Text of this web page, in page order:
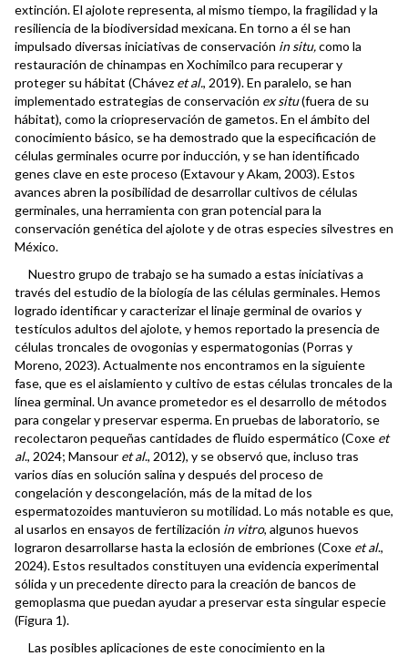
extinción. El ajolote representa, al mismo tiempo, la fragilidad y la
resiliencia de la biodiversidad mexicana. En torno a él se han
impulsado diversas iniciativas de conservación in situ,como la
restauración de chinampas en Xochimilco para recuperar y
proteger su hábitat (Chávez et al., 2019). En paralelo, se han
implementado estrategias de conservación ex situ(fuera de su
hábitat), como la criopreservación de gametos. En el ámbito del
conocimiento básico, se ha demostrado que la especificación de
células germinales ocurre por inducción, y se han identificado
genes clave en este proceso (Extavour y Akam, 2003). Estos
avances abren la posibilidad de desarrollar cultivos de células
germinales, una herramienta con gran potencial para la
conservación genética del ajolote y de otras especies silvestres en
México.
Nuestro grupo de trabajo se ha sumado a estas iniciativas a
través del estudio de la biología de las células germinales. Hemos
logrado identificar y caracterizar el linaje germinal de ovarios y
testículos adultos del ajolote, y hemos reportado la presencia de
células troncales de ovogonias y espermatogonias (Porras y
Moreno, 2023). Actualmente nos encontramos en la siguiente
fase, que es el aislamiento y cultivo de estas células troncales de la
línea germinal. Un avance prometedor es el desarrollo de métodos
para congelar y preservar esperma. En pruebas de laboratorio, se
recolectaron pequeñas cantidades de fluido espermático (Coxe et
al., 2024; Mansour et al., 2012), y se observó que, incluso tras
varios días en solución salina y después del proceso de
congelación y descongelación, más de la mitad de los
espermatozoides mantuvieron su motilidad. Lo más notable es que,
al usarlos en ensayos de fertilización in vitro, algunos huevos
lograron desarrollarse hasta la eclosión de embriones (Coxe et al.,
2024). Estos resultados constituyen una evidencia experimental
sólida y un precedente directo para la creación de bancos de
gemoplasma que puedan ayudar a preservar esta singular especie
(Figura 1).
Las posibles aplicaciones de este conocimiento en la